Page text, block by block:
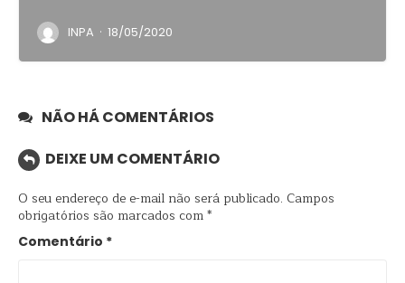
INPA · 18/05/2020
NÃO HÁ COMENTÁRIOS
DEIXE UM COMENTÁRIO
O seu endereço de e-mail não será publicado. Campos
obrigatórios são marcados com*
Comentário *